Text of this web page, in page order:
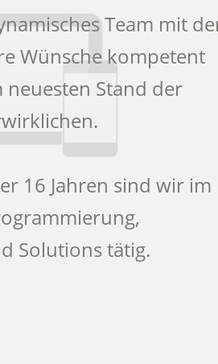
Team mit
Wünsche kompetent
Stand der
16 Jahren sind wir im
Solutions tätig.